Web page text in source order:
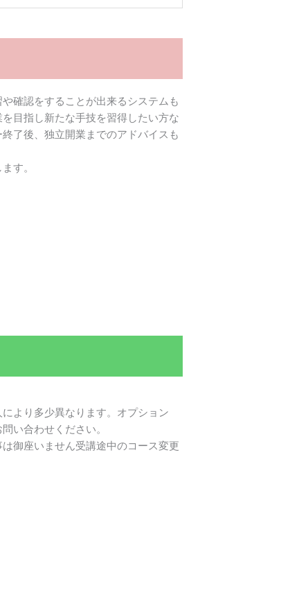
確認をすることが出来るシステムも
目指し新たな手技を習得したい方な
了後、独立開業までのアドバイスも
す。
より多少異なります。オプション
い合わせください。
御座いません受講途中のコース変更